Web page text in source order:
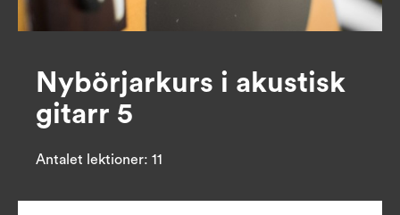
Nybörjarkurs i akustisk
gitarr 5
Antalet lektioner: 11